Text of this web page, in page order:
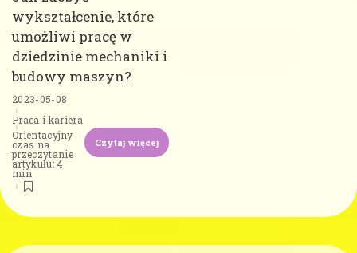
wykształcenie, które
umożliwi pracę w
dziedzinie mechaniki i
budowy maszyn?
2023-05-08
Praca i kariera
Orientacyjny
czas na
przeczytanie
artykułu: 4
min
Czytaj więcej